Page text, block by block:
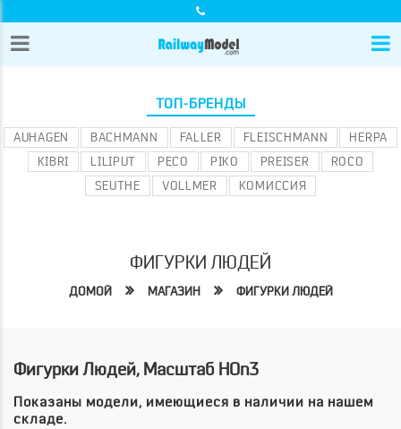
ТОП-БРЕНДЫ
AUHAGEN BACHMANN FALLER FLEISCHMANN
HERPA
KIBRI
LILIPUT PECO PIKO PREISER
ROCO
SEUTHE
VOLLMER КОМИССИЯ
ФИГУРКИ ЛЮДЕЙ
ДОМОЙ МАГАЗИН ФИГУРКИ ЛЮДЕЙ
Фигурки Людей, Масштаб HOn3
Показаны модели, имеющиеся в наличии на нашем
складе.